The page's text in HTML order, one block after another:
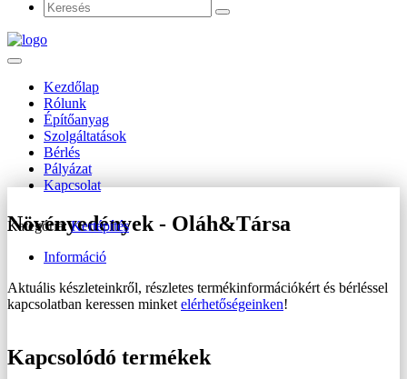
Kezdőlap
Rólunk
Építőanyag
Szolgáltatások
Bérlés
Pályázat
Kapcsolat
Növényedények - Oláh&Társa
Kategória:Kertépítés
Információ
Aktuális készleteinkről, részletes termékinformációkért és bérléssel
kapcsolatban keressen minket elérhetőségeinken!
Kapcsolódó termékek